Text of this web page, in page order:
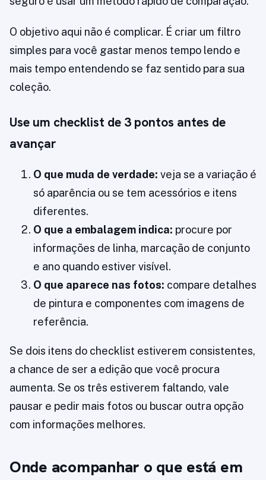
O objetivo aqui não é complicar. É criar um filtro
simples para você gastar menos tempo lendo e
mais tempo entendendo se faz sentido para sua
coleção.
Use um checklist de 3 pontos antes de
avançar
O que muda de verdade: veja se a variação é
só aparência ou se tem acessórios e itens
diferentes.
O que a embalagem indica: procure por
informações de linha, marcação de conjunto
e ano quando estiver visível.
O que aparece nas fotos: compare detalhes
de pintura e componentes com imagens de
referência.
Se dois itens do checklist estiverem consistentes,
a chance de ser a edição que você procura
aumenta. Se os três estiverem faltando, vale
pausar e pedir mais fotos ou buscar outra opção
com informações melhores.
Onde acompanhar o que está em